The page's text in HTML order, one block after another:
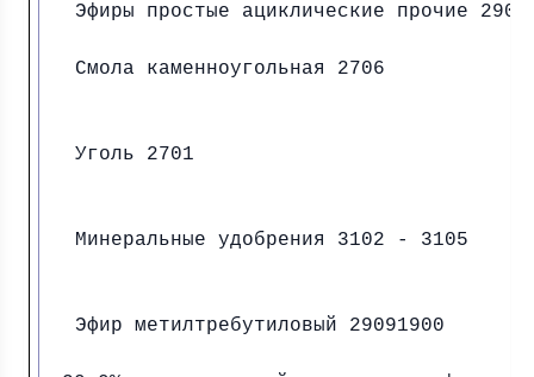
Эфиры простые ациклические прочие
Смола каменноугольная 2706
Уголь 2701
Минеральные удобрения 3102 - 3105
Эфир метилтребутиловый 29091900